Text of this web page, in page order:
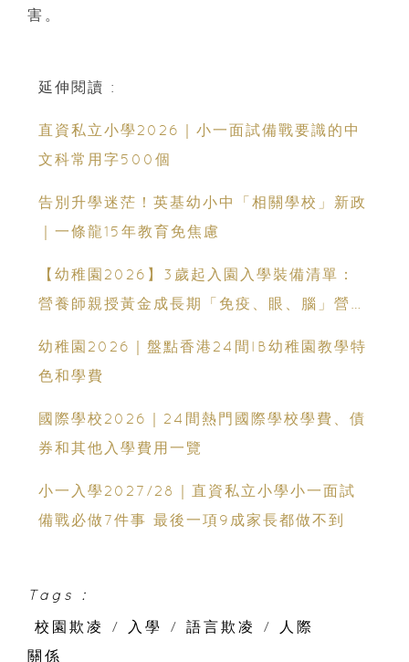
害。
延伸閱讀 :
直資私立小學2026｜小一面試備戰要識的中
文科常用字500個
告別升學迷茫！英基幼小中「相關學校」新政
｜一條龍15年教育免焦慮
【幼稚園2026】3歲起入園入學裝備清單：
營養師親授黃金成長期「免疫、眼、腦」營養
幼稚園2026｜盤點香港24間IB幼稚園教學特
色和學費
國際學校2026｜24間熱門國際學校學費、債
券和其他入學費用一覽
小一入學2027/28｜直資私立小學小一面試
備戰必做7件事 最後一項9成家長都做不到
Tags :
校園欺凌
/ 入學 / 語言欺凌 /
人際
關係